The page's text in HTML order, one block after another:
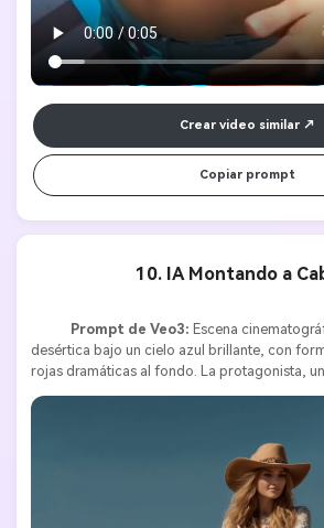
Crear video similar
Copiar prompt
10. IA Montando a
Prompt de Veo3: Escena
desértica bajo un cielo azul brillante, con
rojas dramáticas al fondo. La protagonista,
vestido largo de encaje blanco, sombrero de
izquierda y empieza a caminar decidida hacia
encuadre. La cámara la sigue suavemente
majestuoso caballo blanco que la espera
con gracia, ajusta su postura y luego